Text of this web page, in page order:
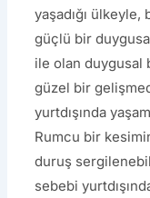
yaşadığı
güçlü bir
ile olan duygusal
güzel bir
yurtdışında
Rumcu bir
duruş
sebebi